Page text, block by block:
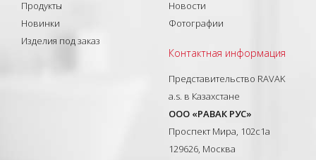
Продукты
Новинки
Изделия под заказ
Новости
Фотографии
Контактная информация
Представительство RAVAK
a.s. в Казахстане
ООО «РАВАК РУС»
Проспект Мира, 102с1а
129626, Москва